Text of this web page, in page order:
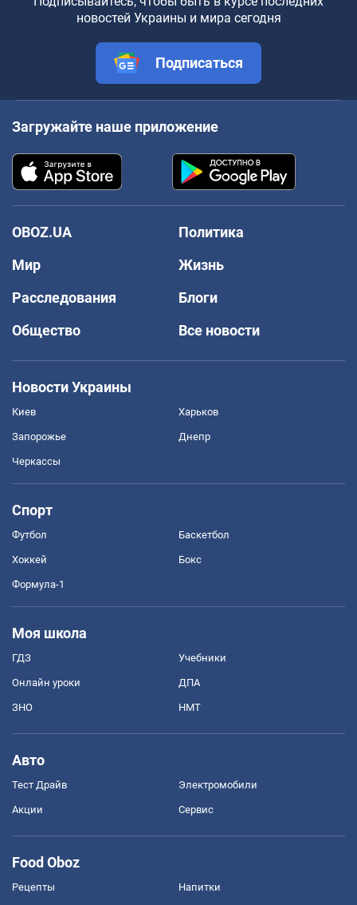
новостей Украины и мира сегодня
Подписаться
Загружайте наше приложение
OBOZ.UA
Политика
Мир
Жизнь
Расследования
Блоги
Общество
Все новости
Новости Украины
Киев Харьков
Запорожье Днепр
Черкассы
Спорт
Футбол Баскетбол
Хоккей Бокс
Формула-1
Моя школа
ГДЗ Учебники
Онлайн уроки ДПА
ЗНО НМТ
Авто
Тест Драйв Электромобили
Акции Сервис
Food Oboz
Рецепты Напитки